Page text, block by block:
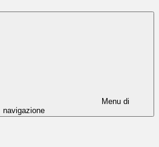
Menu di
navigazione